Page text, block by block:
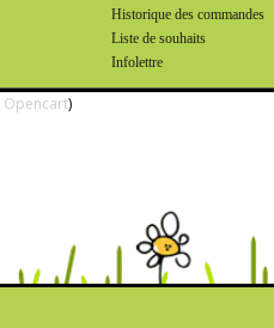
Historique des commandes
Liste de souhaits
Infolettre
Opencart)